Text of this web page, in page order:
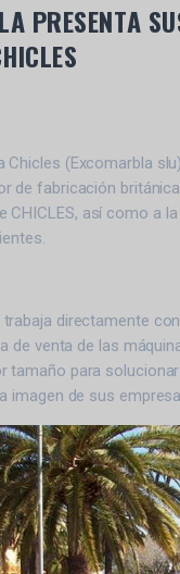
PRESENTA
Chicles (Excomarbla
de fabricación
CHICLES, así como a
directamente
de venta de las
tamaño para
imagen de sus